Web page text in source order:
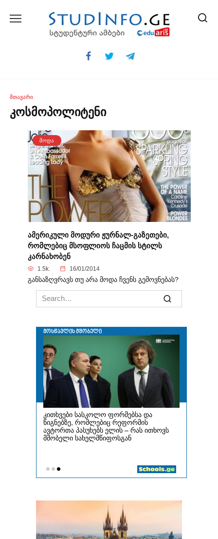
ᲛᲗᲐᲕᲐᲠᲘ
კოსმოპოლიტენი
ᲛᲝᲓᲐ
ამერიკული მოდური ჟურნალ-გაზეთები,
რომლებიც მსოფლიოს ჩაცმის სტილს
კარნახობენ
1.5k. 16/01/2014
განსაზღვრავს თუ არა მოდა ჩვენს გემოვნებას?
Search
for: